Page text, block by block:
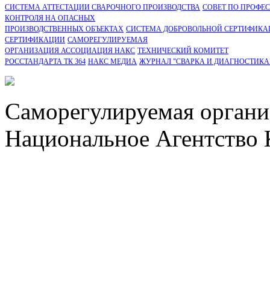
СИСТЕМА АТТЕСТАЦИИ СВАРОЧНОГО ПРОИЗВОДСТВА СОВЕТ ПО
КОНТРОЛЯ НА ОПАСНЫХ
ПРОИЗВОДСТВЕННЫХ ОБЪЕКТАХ СИСТЕМА ДОБРОВОЛЬНОЙ
CЕРТИФИКАЦИИ САМОРЕГУЛИРУЕМАЯ
ОРГАНИЗАЦИЯ АССОЦИАЦИЯ НАКС ТЕХНИЧЕСКИЙ КОМИТЕТ
РОССТАНДАРТА ТК 364 НАКС МЕДИА ЖУРНАЛ "СВАРКА И
Саморегулируемая
Национальное Агентство